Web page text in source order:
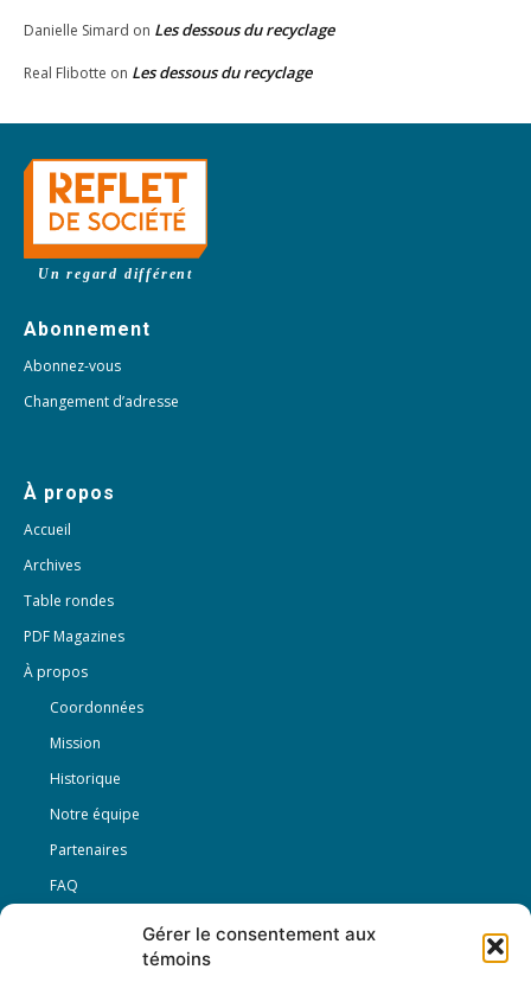
Gérer le consentement aux
témoins
Danielle Simard on Les dessous du recyclage
Real Flibotte on Les dessous du recyclage
Un regard différent
Abonnement
Abonnez-vous
Changement d’adresse
À propos
Accueil
Archives
Table rondes
PDF Magazines
À propos
Coordonnées
Mission
Historique
Notre équipe
Partenaires
FAQ
Conditions générales